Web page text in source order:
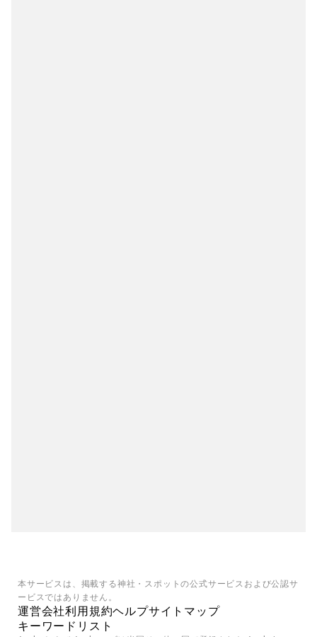
本サービスは、掲載する神社・スポットの公式サービスおよび公認サ
ービスではありません。
運営会社利用規約ヘルプサイトマップ
キーワードリスト